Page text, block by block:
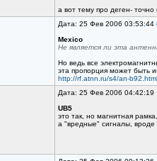
а вот тему про деген- точно
Дата: 25 Фев 2006 03:53:44
Mexico
Не является ли эта
Но ведь все
эта пропорция может быть
http://rf.atnn.ru/s4/an-b92.html
Дата: 25 Фев 2006 04:42:19
UB5
это так, но магнитная
а "вредные" сигналы, вроде